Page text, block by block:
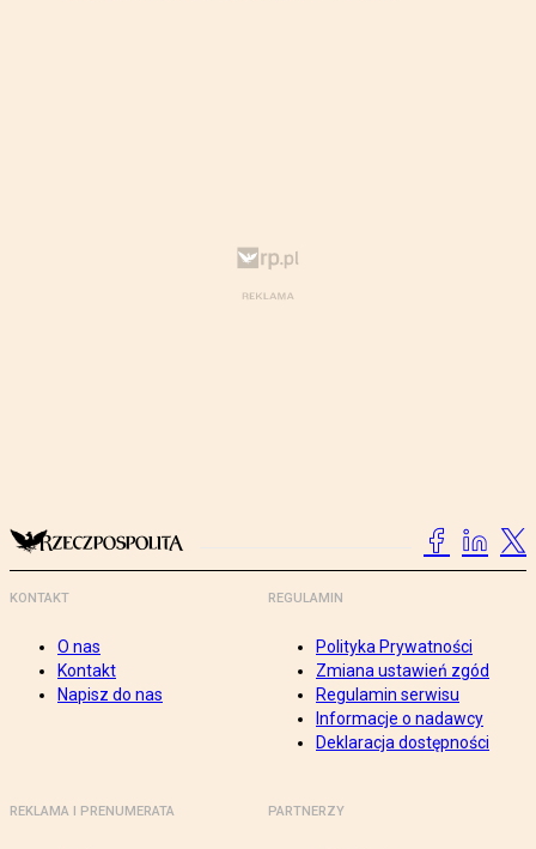
KONTAKT
O nas
Kontakt
Napisz do nas
REGULAMIN
Polityka Prywatności
Zmiana ustawień zgód
Regulamin serwisu
Informacje o nadawcy
Deklaracja dostępności
REKLAMA I PRENUMERATA PARTNERZY